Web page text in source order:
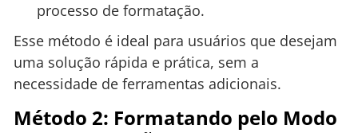
processo de formatação.
Esse método é ideal para usuários que desejam
uma solução rápida e prática, sem a
necessidade de ferramentas adicionais.
Método 2: Formatando pelo Modo